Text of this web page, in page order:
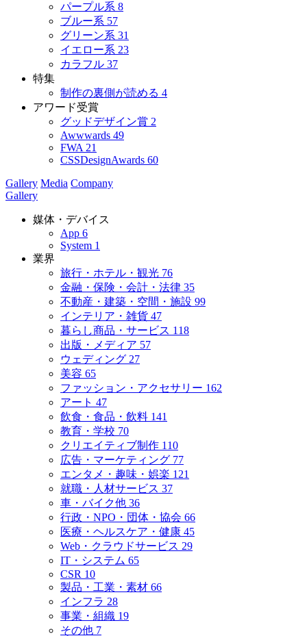
パープル系 8
ブルー系 57
グリーン系 31
イエロー系 23
カラフル 37
特集
制作の裏側が読める 4
アワード受賞
グッドデザイン賞 2
Awwwards 49
FWA 21
CSSDesignAwards 60
Gallery Media Company
Gallery
媒体・デバイス
App 6
System 1
業界
旅行・ホテル・観光 76
金融・保険・会計・法律 35
不動産・建築・空間・施設 99
インテリア・雑貨 47
暮らし商品・サービス 118
出版・メディア 57
ウェディング 27
美容 65
ファッション・アクセサリー 162
アート 47
飲食・食品・飲料 141
教育・学校 70
クリエイティブ制作 110
広告・マーケティング 77
エンタメ・趣味・娯楽 121
就職・人材サービス 37
車・バイク他 36
行政・NPO・団体・協会 66
医療・ヘルスケア・健康 45
Web・クラウドサービス 29
IT・システム 65
CSR 10
製品・工業・素材 66
インフラ 28
事業・組織 19
その他 7